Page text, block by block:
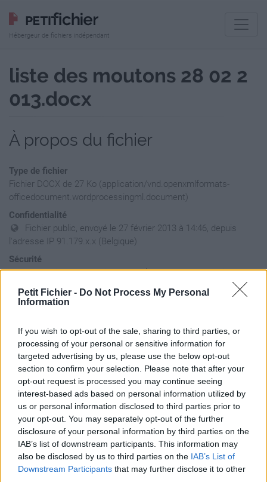
Petit Fichier - Do Not Process My Personal
Information
If you wish to opt-out of the sale, sharing to third parties, or
processing of your personal or sensitive information for
targeted advertising by us, please use the below opt-out
section to confirm your selection. Please note that after your
opt-out request is processed you may continue seeing
interest-based ads based on personal information utilized by
us or personal information disclosed to third parties prior to
your opt-out. You may separately opt-out of the further
disclosure of your personal information by third parties on the
IAB’s list of downstream participants. This information may
also be disclosed by us to third parties on the IAB’s List of
Downstream Participants that may further disclose it to other
Hébergeur de fichiers indépendant
liste des moutons 28 02 2
013.docx
À propos du fichier
Type de fichier
Fichier DOCX de 27 Ko (application/vnd.openxmlformats-
officedocument.wordprocessingml.document)
Confidentialité
Fichier public, envoyé le 27 février 2013 à 14:46, depuis
l'adresse IP 91.179.x.x (Belgique)
Sécurité
Ne contient aucun Virus ou Malware connus - Dernière
Statistiques
l'envoi du fichier
Page de téléchargement
https://www.petit-fichier.fr/2013/02/27/liste-des-moutons-28-02-
2013/
Copier
Partager le fichier liste des
moutons 28 02 2013.docx sur le
Web et les réseaux sociaux: